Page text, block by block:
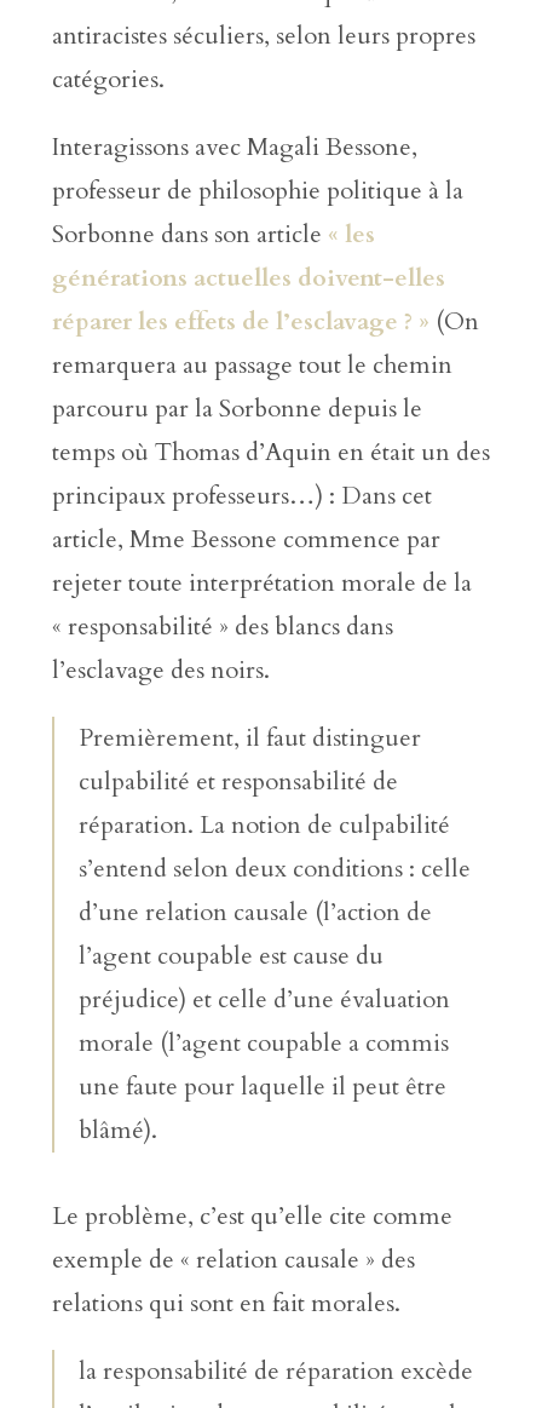
antiracistes séculiers, selon leurs propres
catégories.
Interagissons avec Magali Bessone,
professeur de philosophie politique à la
Sorbonne dans son article « les
générations actuelles doivent-elles
réparer les effets de l’esclavage ? » (On
remarquera au passage tout le chemin
parcouru par la Sorbonne depuis le
temps où Thomas d’Aquin en était un des
principaux professeurs…) : Dans cet
article, Mme Bessone commence par
rejeter toute interprétation morale de la
« responsabilité » des blancs dans
l’esclavage des noirs.
Premièrement, il faut distinguer
culpabilité et responsabilité de
réparation. La notion de culpabilité
s’entend selon deux conditions : celle
d’une relation causale (l’action de
l’agent coupable est cause du
préjudice) et celle d’une évaluation
morale (l’agent coupable a commis
une faute pour laquelle il peut être
blâmé).
Le problème, c’est qu’elle cite comme
exemple de « relation causale » des
relations qui sont en fait morales.
la responsabilité de réparation excède